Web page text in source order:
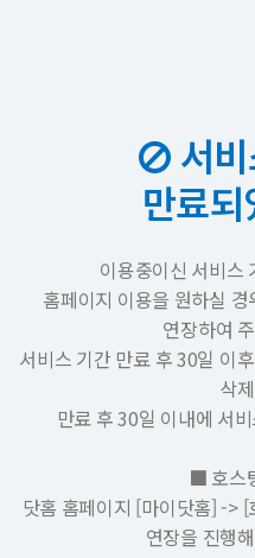
서비
만료
이용중이신 서비스
홈페이지 이용을 원하실
연장하여
서비스 기간 만료 후 30일 이
삭
만료 후 30일 이내에 서
■ 호스
닷홈 홈페이지 [마이닷홈] ->
연장을 진행